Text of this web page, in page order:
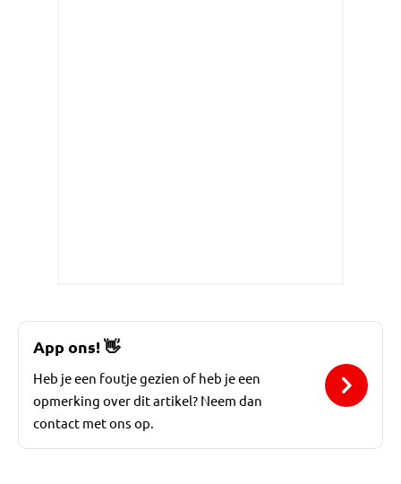
App ons!👋
Heb je een foutje gezien of heb je een
opmerking over dit artikel? Neem dan
contact met ons op.